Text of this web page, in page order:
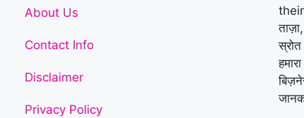
About Us
Contact Info
Disclaimer
Privacy Policy